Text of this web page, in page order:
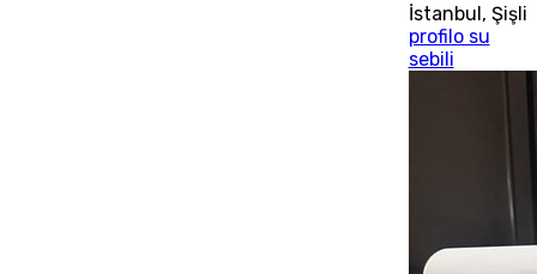
İstanbul, Şişli
profilo su
sebili